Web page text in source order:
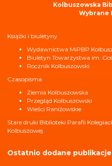
Kolbuszowska
Wybrane
Książki i biuletyny
Wydawnictwa MiPBP
Biuletyn Towarzystwa im.
Rocznik Kolbuszowski
Czasopisma
Ziemia Kolbuszowska
Przegląd Kolbuszowski
Wieści Raniżowskie
Stare druki Biblioteki Parafii
Kolbuszowej
Ostatnio dodane publikacje